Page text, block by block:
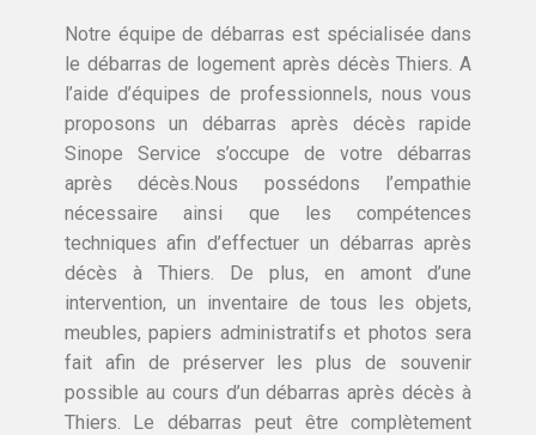
Notre équipe de débarras est spécialisée dans
le débarras de logement après décès Thiers. A
l’aide d’équipes de professionnels, nous vous
proposons un débarras après décès rapide
Sinope Service s’occupe de votre débarras
après décès.Nous possédons l’empathie
nécessaire ainsi que les compétences
techniques afin d’effectuer un débarras après
décès à Thiers. De plus, en amont d’une
intervention, un inventaire de tous les objets,
meubles, papiers administratifs et photos sera
fait afin de préserver les plus de souvenir
possible au cours d’un débarras après décès à
Thiers. Le débarras peut être complètement